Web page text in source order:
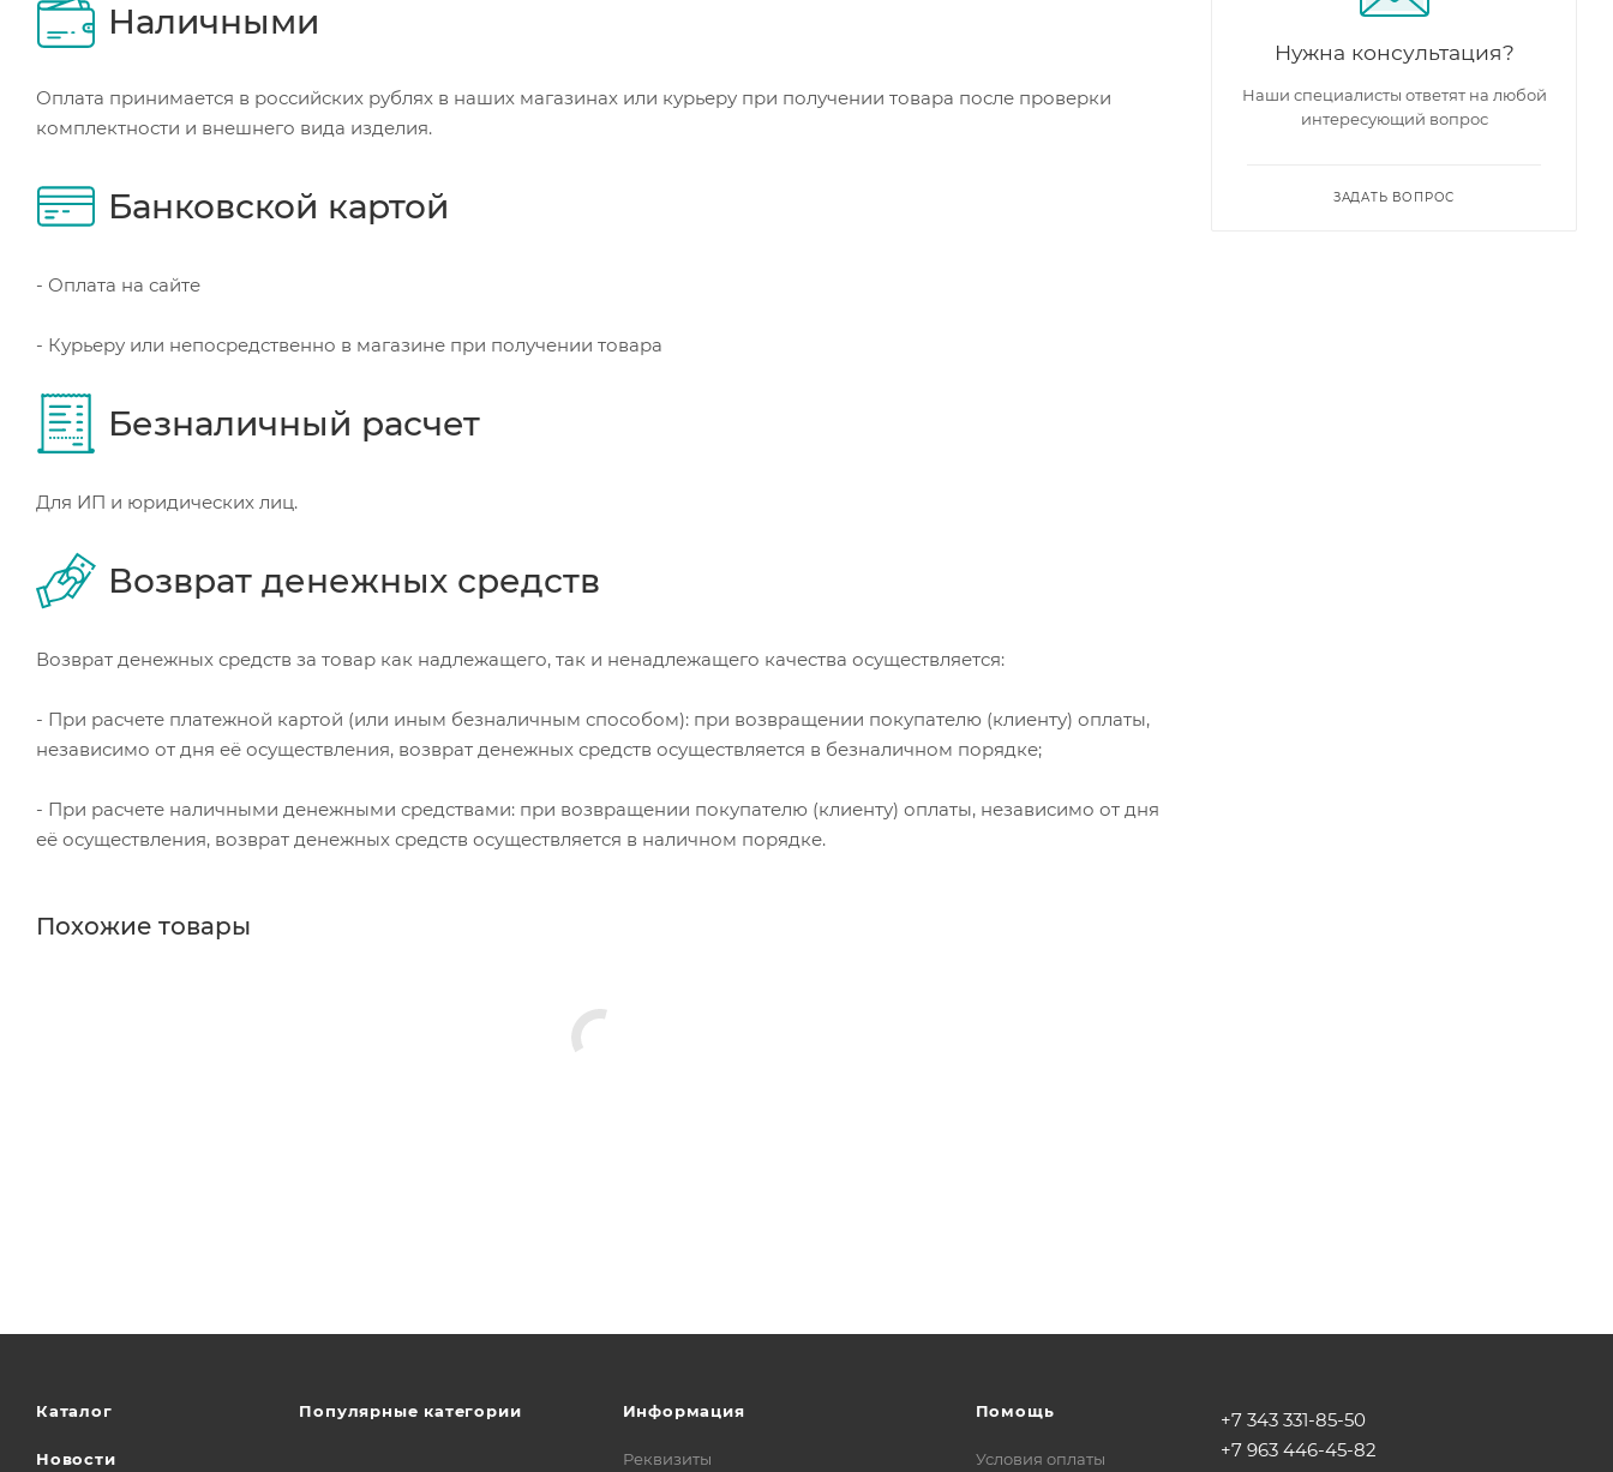
Наличными
Оплата принимается в российских рублях в наших магазинах или курьеру при получении товара после проверки
комплектности и внешнего вида изделия.
Банковской картой
- Оплата на сайте
- Курьеру или непосредственно в магазине при получении товара
Безналичный расчет
Для ИП и юридических лиц.
Возврат денежных средств
Возврат денежных средств за товар как надлежащего, так и ненадлежащего качества осуществляется:
- При расчете платежной картой (или иным безналичным способом): при возвращении покупателю (клиенту) оплаты,
независимо от дня её осуществления, возврат денежных средств осуществляется в безналичном порядке;
- При расчете наличными денежными средствами: при возвращении покупателю (клиенту) оплаты, независимо от дня
её осуществления, возврат денежных средств осуществляется в наличном порядке.
Похожие товары
Нужна консультация?
Наши специалисты ответят на любой
интересующий вопрос
ЗАДАТЬ ВОПРОС
Каталог
Новости
Популярные категории Информация
Реквизиты
Помощь
Условия оплаты
+7 343 331-85-50
+7 963 446-45-82